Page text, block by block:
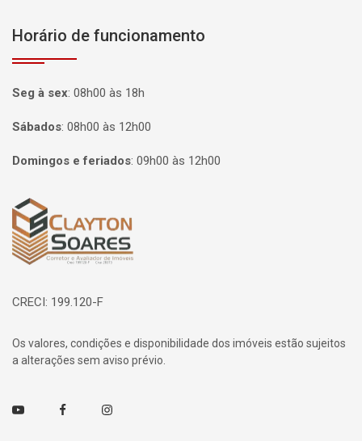
Horário de funcionamento
Seg à sex: 08h00 às 18h
Sábados: 08h00 às 12h00
Domingos e feriados: 09h00 às 12h00
Página inicial
CRECI: 199.120-F
Os valores, condições e disponibilidade dos imóveis estão sujeitos
a alterações sem aviso prévio.
Youtube FacebookInstagram